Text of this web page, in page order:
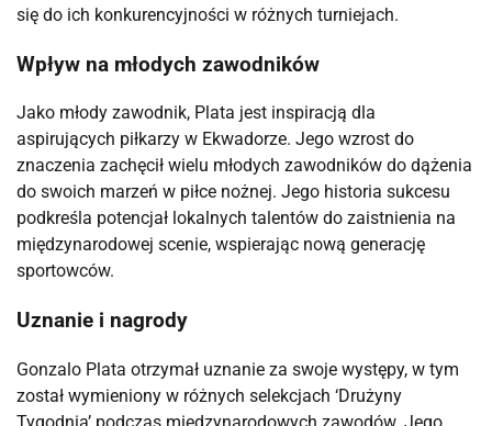
się do ich konkurencyjności w różnych turniejach.
Wpływ na młodych zawodników
Jako młody zawodnik, Plata jest inspiracją dla
aspirujących piłkarzy w Ekwadorze. Jego wzrost do
znaczenia zachęcił wielu młodych zawodników do dążenia
do swoich marzeń w piłce nożnej. Jego historia sukcesu
podkreśla potencjał lokalnych talentów do zaistnienia na
międzynarodowej scenie, wspierając nową generację
sportowców.
Uznanie i nagrody
Gonzalo Plata otrzymał uznanie za swoje występy, w tym
został wymieniony w różnych selekcjach ‘Drużyny